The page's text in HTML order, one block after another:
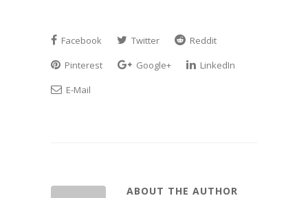
Facebook Twitter
Reddit
Pinterest
Google+
LinkedIn
E-Mail
ABOUT THE AUTHOR